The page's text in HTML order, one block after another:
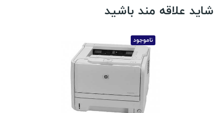
شاید علاقه مند باشید
ناموجود